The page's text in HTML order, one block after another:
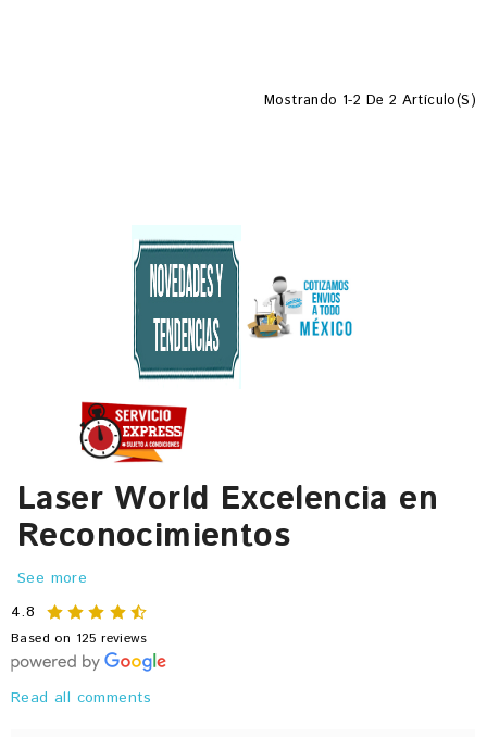
Mostrando 1-2 De 2 Artículo(s)
Laser World Excelencia en
Reconocimientos
See more
4.8
Based on 125 reviews
Read all comments